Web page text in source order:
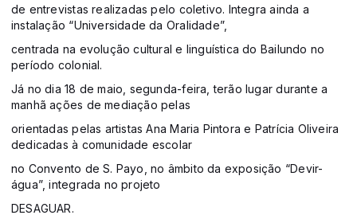
de entrevistas realizadas pelo coletivo. Integra ainda a
instalação “Universidade da Oralidade”,
centrada na evolução cultural e linguística do Bailundo no
período colonial.
Já no dia 18 de maio, segunda-feira, terão lugar durante a
manhã ações de mediação pelas
orientadas pelas artistas Ana Maria Pintora e Patrícia Oliveira
dedicadas à comunidade escolar
no Convento de S. Payo, no âmbito da exposição “Devir-
água”, integrada no projeto
DESAGUAR.